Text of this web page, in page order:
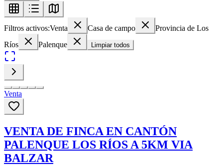
Filtros activos:Venta Casa de campo
Provincia de Los
Ríos
Palenque Limpiar todos
Venta
VENTA DE FINCA EN CANTÓN
PALENQUE LOS RÍOS A 5KM VIA
BALZAR